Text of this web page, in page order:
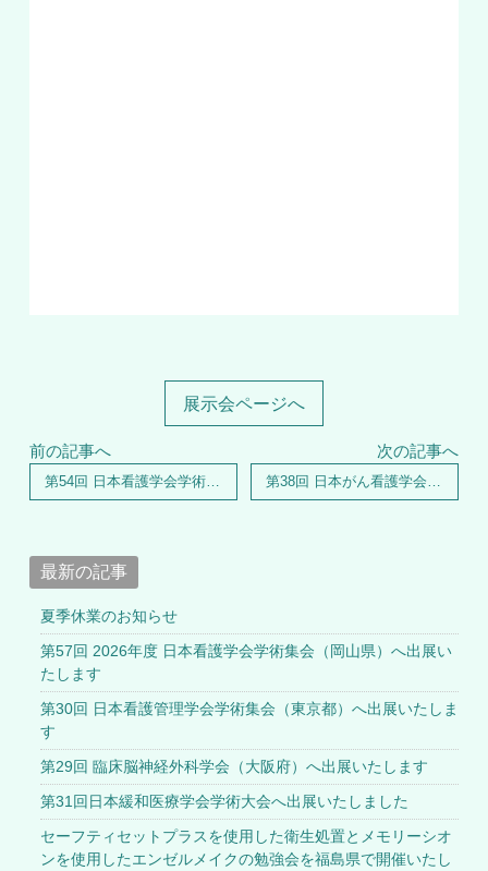
展示会ページへ
前の記事へ
第54回 日本看護学会学術集会へ出展いたしました
次の記事へ
第38回 日本がん看護学会学術集会へ出展いたしました
最新の記事
夏季休業のお知らせ
第57回 2026年度 日本看護学会学術集会（岡山県）へ出展い
たします
第30回 日本看護管理学会学術集会（東京都）へ出展いたしま
す
第29回 臨床脳神経外科学会（大阪府）へ出展いたします
第31回日本緩和医療学会学術大会へ出展いたしました
セーフティセットプラスを使用した衛生処置とメモリーシオ
ンを使用したエンゼルメイクの勉強会を福島県で開催いたし